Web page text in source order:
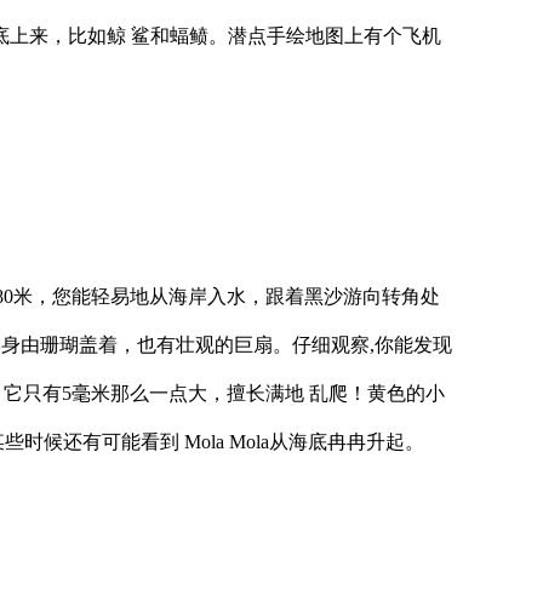
来，比如鲸 鲨和蝠鲼。潜点手绘地图上有个飞机
米，您能轻易地从海岸入水，跟着黑沙游向转角处
由珊瑚盖着，也有壮观的巨扇。仔细观察,你能发现
只有5毫米那么一点大，擅长满地 乱爬！黄色的小
时候还有可能看到 Mola Mola从海底冉冉升起。